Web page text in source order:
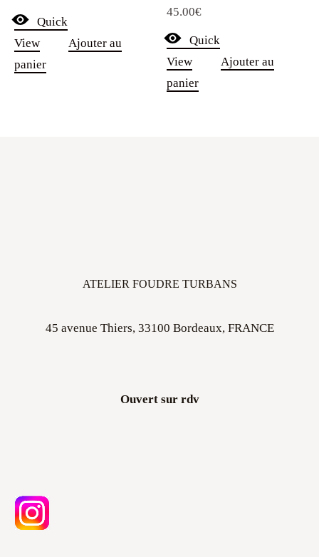
Quick
View
Ajouter au
panier
5.00
45.00€
Quick
View
Ajouter au
panier
ATELIER FOUDRE TURBANS
45 avenue Thiers, 33100 Bordeaux, FRANCE
Ouvert sur rdv